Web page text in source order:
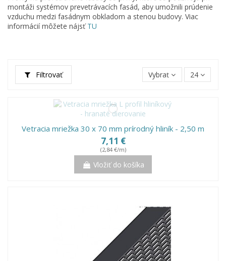
montáži systémov prevetrávacích fasád, aby umožnili prúdenie
vzduchu medzi fasádnym obkladom a stenou budovy. Viac
informácií môžete nájsťTU
Filtrovať Vybrať 24
Vetracia mriežka 30 x 70 mm prírodný hliník - 2,50 m
7,11 €
(2,84 €/m)
Vložiť do košíka